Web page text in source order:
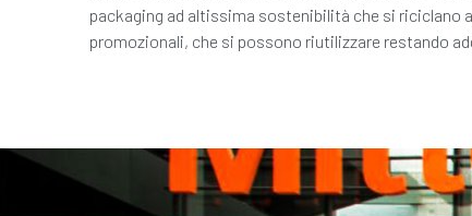
packaging ad altissima sostenibilità che si riciclano
promozionali, che si possono riutilizzare restando